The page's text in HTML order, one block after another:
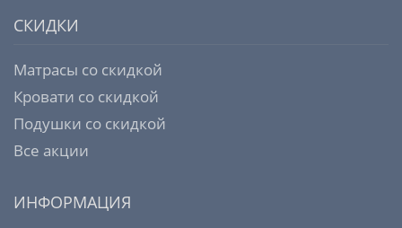
СКИДКИ
Матрасы со скидкой
Кровати со скидкой
Подушки со скидкой
Все акции
ИНФОРМАЦИЯ